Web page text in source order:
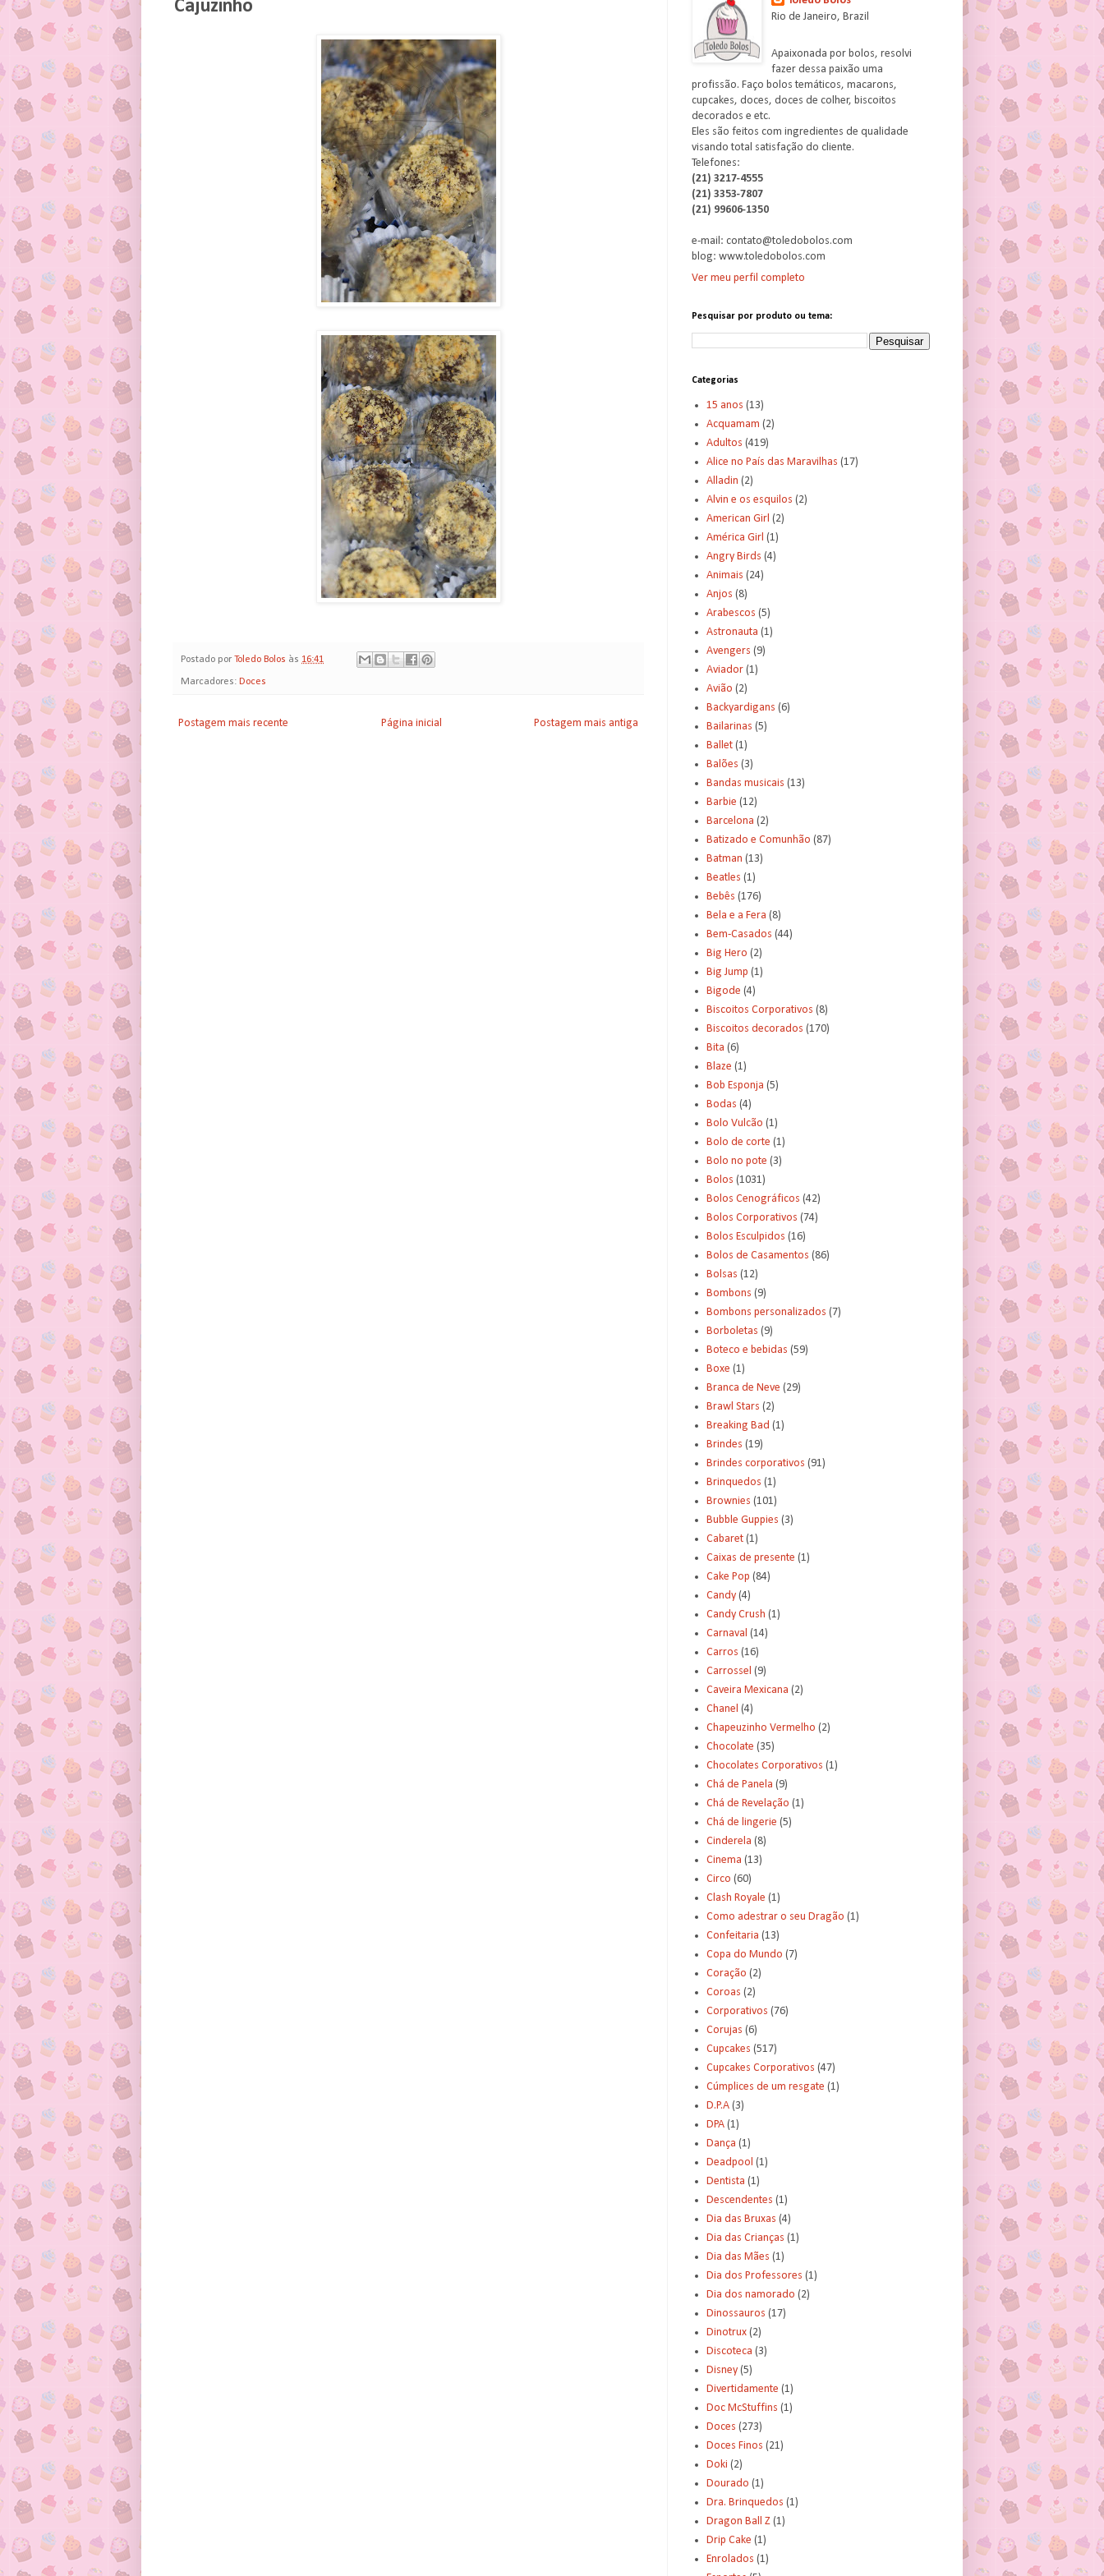
Cajuzinho
Postado por Toledo Bolos às 16:41
Marcadores: Doces
Postagem mais recente Postagem mais antiga
Página inicial
Rio de Janeiro, Brazil
Apaixonada por bolos, resolvi
fazer dessa paixão uma
profissão. Faço bolos temáticos, macarons,
cupcakes, doces, doces de colher, biscoitos
decorados e etc.
Eles são feitos com ingredientes de qualidade
visando total satisfação do cliente.
Telefones:
(21) 3217-4555
(21) 3353-7807
(21) 99606-1350
e-mail: contato@toledobolos.com
blog: www.toledobolos.com
Ver meu perfil completo
Pesquisar por produto ou tema:
Categorias
15 anos (13)
Acquamam (2)
Adultos (419)
Alice no País das Maravilhas (17)
Alladin (2)
Alvin e os esquilos (2)
American Girl (2)
América Girl (1)
Angry Birds (4)
Animais (24)
Anjos (8)
Arabescos (5)
Astronauta (1)
Avengers (9)
Aviador (1)
Avião (2)
Backyardigans (6)
Bailarinas (5)
Ballet (1)
Balões (3)
Bandas musicais (13)
Barbie (12)
Barcelona (2)
Batizado e Comunhão (87)
Batman (13)
Beatles (1)
Bebês (176)
Bela e a Fera (8)
Bem-Casados (44)
Big Hero (2)
Big Jump (1)
Bigode (4)
Biscoitos Corporativos (8)
Biscoitos decorados (170)
Bita (6)
Blaze (1)
Bob Esponja (5)
Bodas (4)
Bolo Vulcão (1)
Bolo de corte (1)
Bolo no pote (3)
Bolos (1031)
Bolos Cenográficos (42)
Bolos Corporativos (74)
Bolos Esculpidos (16)
Bolos de Casamentos (86)
Bolsas (12)
Bombons (9)
Bombons personalizados (7)
Borboletas (9)
Boteco e bebidas (59)
Boxe (1)
Branca de Neve (29)
Brawl Stars (2)
Breaking Bad (1)
Brindes (19)
Brindes corporativos (91)
Brinquedos (1)
Brownies (101)
Bubble Guppies (3)
Cabaret (1)
Caixas de presente (1)
Cake Pop (84)
Candy (4)
Candy Crush (1)
Carnaval (14)
Carros (16)
Carrossel (9)
Caveira Mexicana (2)
Chanel (4)
Chapeuzinho Vermelho (2)
Chocolate (35)
Chocolates Corporativos (1)
Chá de Panela (9)
Chá de Revelação (1)
Chá de lingerie (5)
Cinderela (8)
Cinema (13)
Circo (60)
Clash Royale (1)
Como adestrar o seu Dragão (1)
Confeitaria (13)
Copa do Mundo (7)
Coração (2)
Coroas (2)
Corporativos (76)
Corujas (6)
Cupcakes (517)
Cupcakes Corporativos (47)
Cúmplices de um resgate (1)
D.P.A (3)
DPA (1)
Dança (1)
Deadpool (1)
Dentista (1)
Descendentes (1)
Dia das Bruxas (4)
Dia das Crianças (1)
Dia das Mães (1)
Dia dos Professores (1)
Dia dos namorado (2)
Dinossauros (17)
Dinotrux (2)
Discoteca (3)
Disney (5)
Divertidamente (1)
Doc McStuffins (1)
Doces (273)
Doces Finos (21)
Doki (2)
Dourado (1)
Dra. Brinquedos (1)
Dragon Ball Z (1)
Drip Cake (1)
Enrolados (1)